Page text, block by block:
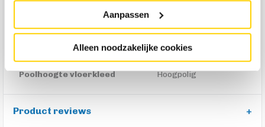
Aanpassen
Alleen noodzakelijke cookies
160 cm
Productgroep Trendhopper
Vloerkleden
Vorm vloerkleed
Rechthoek
Poolhoogte vloerkleed
Hoogpolig
Product reviews